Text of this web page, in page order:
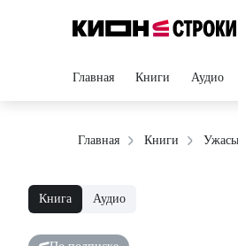
Главная Книги Аудио
Главная Книги
Книга Аудио